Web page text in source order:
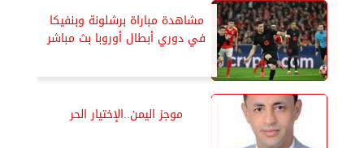
مشاهدة مباراة برشلونة وبنفيكا
في دوري أبطال أوروبا بث مباشر
موجز اليمن..الإختيار الحر